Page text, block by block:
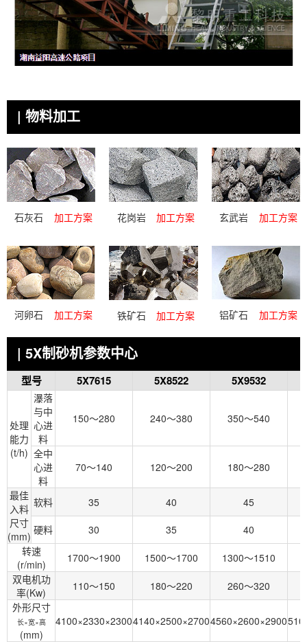
| 物料加工
石灰石 加工方案 花岗岩 加工方案 玄武岩 加工方案
河卵石 加工方案 铁矿石 加工方案 铝矿石 加工方案
| 5X制砂机参数中心
型号 5X7615 5X8522 5X9532
处理
能力
(t/h)
瀑落
与中
心进
料
150～280 240～380 350～540
全中
心进
料
70～140 120～200 180～280
最佳
入料
尺寸
(mm)
软料 35 40
45
硬料
30 35
40
转速
(r/min)
1700～1900 1500～1700 1300～1510
双电机功
率(Kw)
110～150 180～220 260～320
外形尺寸
长×宽×高
(mm)
4100×2330×23004140×2500×27004560×2600×2900